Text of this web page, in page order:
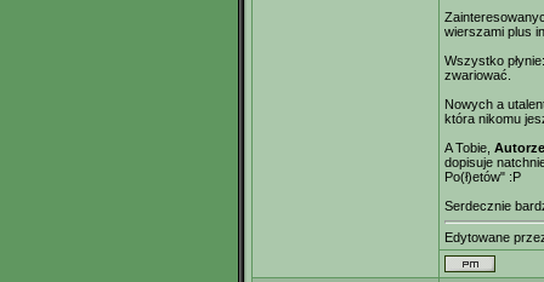
wierszami plus
Wszystko
zwariować.
Nowych a
która nikomu
A Tobie,
dopisuje
Po(ł)etów" :P
Serdecznie
Edytowane